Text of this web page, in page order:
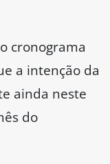
cronograma
a intenção da
ainda neste
do